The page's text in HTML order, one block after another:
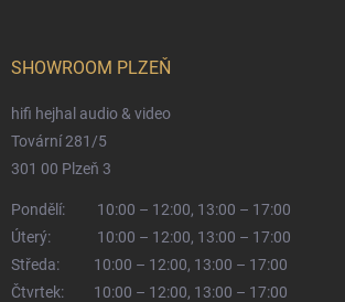
SHOWROOM PLZEŇ
hifi hejhal audio & video
Tovární 281/5
301 00 Plzeň 3
Pondělí:
10:00 – 12:00, 13:00 – 17:00
Úterý:
10:00 – 12:00, 13:00 – 17:00
Středa:
10:00 – 12:00, 13:00 – 17:00
Čtvrtek:
10:00 – 12:00, 13:00 – 17:00